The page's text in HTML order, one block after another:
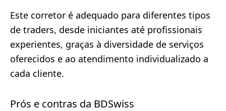
Este corretor é adequado para diferentes tipos
de traders, desde iniciantes até profissionais
experientes, graças à diversidade de serviços
oferecidos e ao atendimento individualizado a
cada cliente.
Prós e contras da BDSwiss